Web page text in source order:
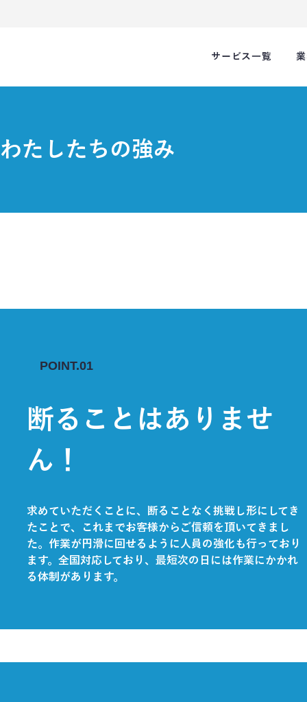
サービス一覧
わたしたちの強み
POINT.01
断ることはありませ
ん！
求めていただくことに、断ることなく挑戦し形にしてき
たことで、これまでお客様からご信頼を頂いてきまし
た。作業が円滑に回せるように人員の強化も行っており
ます。全国対応しており、最短次の日には作業にかかれ
る体制があります。